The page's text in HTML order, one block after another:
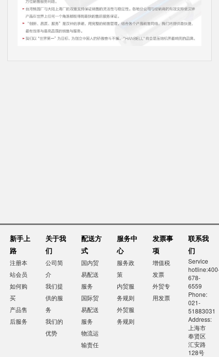
新手上
路
注册本
站会员
如何购
买
产品售
后服务
关于我
们
公司简
介
我们提
供的服
务
我们的
优势
配送方
式
国内贸
易配送
服务
国际贸
易配送
服务
物流运
输责任
服务中
心
服务政
策
内贸服
务规则
外贸服
务规则
发票事
项
增值税
发票
外贸专
用发票
联系我
们
Service
678-
6559
Phone:
021-
51883031
Address:
上海市
奉贤区
汇安路
128号